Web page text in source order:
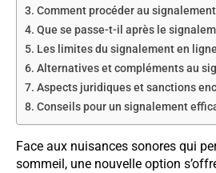
Comment procéder au
Que se passe-t-il après le
Les limites du signalement en ligne
Alternatives et compléments au
Aspects juridiques et sanctions
Conseils pour un signalement
Face aux nuisances sonores qui
sommeil, une nouvelle option